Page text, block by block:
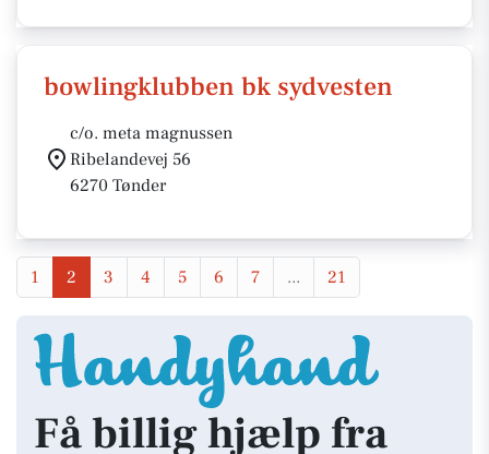
bowlingklubben bk sydvesten
c/o. meta magnussen
Ribelandevej 56
6270 Tønder
1 2 3 4 5 6 7 ... 21
Få billig hjælp fra